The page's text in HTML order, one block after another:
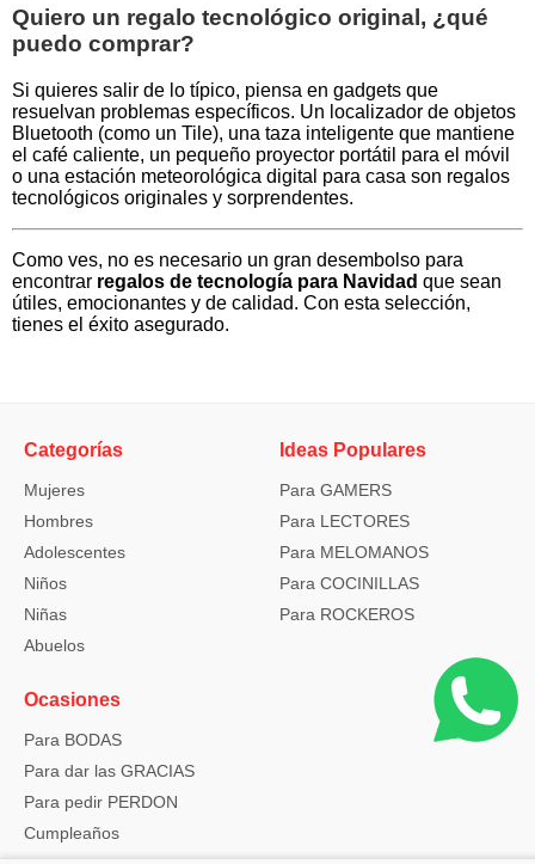
Quiero un regalo tecnológico original, ¿qué
puedo comprar?
Si quieres salir de lo típico, piensa en gadgets que
resuelvan problemas específicos. Un localizador de objetos
Bluetooth (como un Tile), una taza inteligente que mantiene
el café caliente, un pequeño proyector portátil para el móvil
o una estación meteorológica digital para casa son regalos
tecnológicos originales y sorprendentes.
Como ves, no es necesario un gran desembolso para
encontrar regalos de tecnología para Navidad que sean
útiles, emocionantes y de calidad. Con esta selección,
tienes el éxito asegurado.
Categorías
Mujeres
Hombres
Adolescentes
Niños
Niñas
Abuelos
Ideas Populares
Para GAMERS
Para LECTORES
Para MELOMANOS
Para COCINILLAS
Para ROCKEROS
Ocasiones
Para BODAS
Para dar las GRACIAS
Para pedir PERDON
Cumpleaños